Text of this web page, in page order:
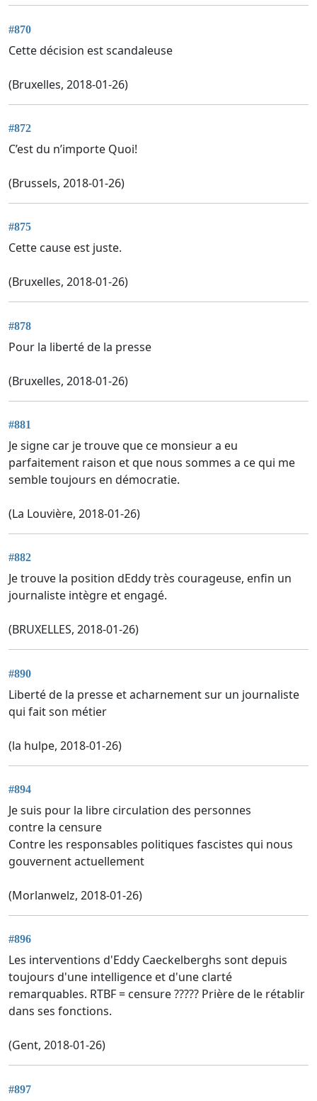
#870
Cette décision est scandaleuse
(Bruxelles, 2018-01-26)
#872
C’est du n’importe Quoi!
(Brussels, 2018-01-26)
#875
Cette cause est juste.
(Bruxelles, 2018-01-26)
#878
Pour la liberté de la presse
(Bruxelles, 2018-01-26)
#881
Je signe car je trouve que ce monsieur a eu
parfaitement raison et que nous sommes a ce qui me
semble toujours en démocratie.
(La Louvière, 2018-01-26)
#882
Je trouve la position dEddy très courageuse, enfin un
journaliste intègre et engagé.
(BRUXELLES, 2018-01-26)
#890
Liberté de la presse et acharnement sur un journaliste
qui fait son métier
(la hulpe, 2018-01-26)
#894
Je suis pour la libre circulation des personnes
contre la censure
Contre les responsables politiques fascistes qui nous
gouvernent actuellement
(Morlanwelz, 2018-01-26)
#896
Les interventions d'Eddy Caeckelberghs sont depuis
toujours d'une intelligence et d'une clarté
remarquables. RTBF = censure ????? Prière de le rétablir
dans ses fonctions.
(Gent, 2018-01-26)
#897